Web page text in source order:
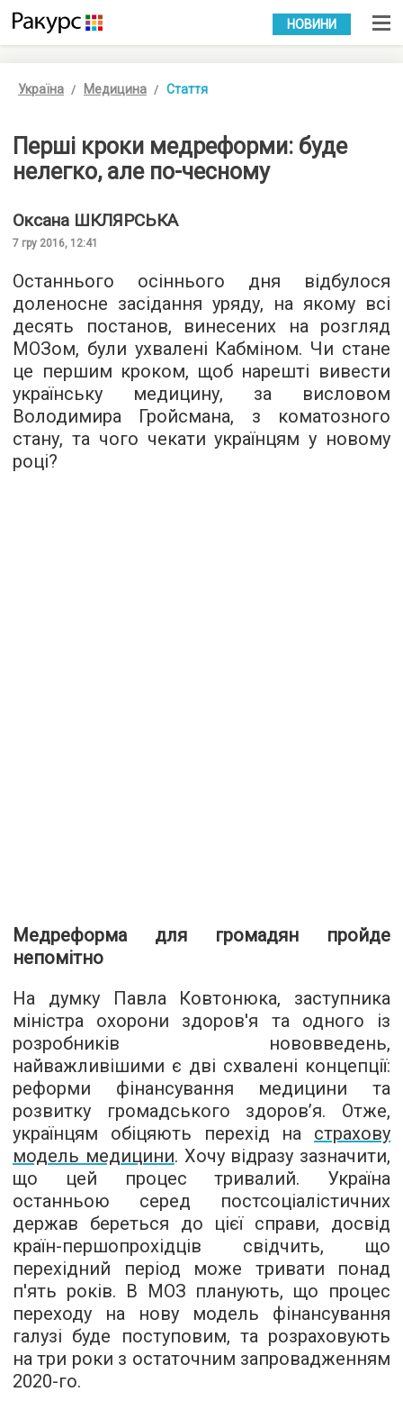
УКР РУС
НОВИНИ
Україна Медицина Стаття
Перші кроки медреформи: буде
нелегко, але по-чесному
Оксана ШКЛЯРСЬКА
7 гру 2016, 12:41
Останнього осіннього дня відбулося
доленосне засідання уряду, на якому всі
десять постанов, винесених на розгляд
МОЗом, були ухвалені Кабміном. Чи стане
це першим кроком, щоб нарешті вивести
українську медицину, за висловом
Володимира Гройсмана, з коматозного
стану, та чого чекати українцям у новому
році?
Медреформа для громадян пройде
непомітно
На думку Павла Ковтонюка, заступника
міністра охорони здоров'я та одного із
розробників нововведень,
найважливішими є дві схвалені концепції:
реформи фінансування медицини та
розвитку громадського здоров’я. Отже,
українцям обіцяють перехід на страхову
модель медицини. Хочу відразу зазначити,
що цей процес тривалий. Україна
останньою серед постсоціалістичних
держав береться до цієї справи, досвід
країн-першопрохідців свідчить, що
перехідний період може тривати понад
п'ять років. В МОЗ планують, що процес
переходу на нову модель фінансування
галузі буде поступовим, та розраховують
на три роки з остаточним запровадженням
2020-го.